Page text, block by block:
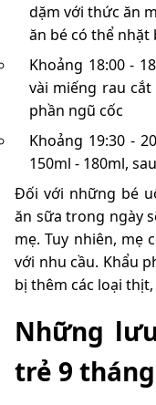
dặm với thức ăn
ăn bé có thể nhặt
Khoảng 18:00 -
vài miếng rau
phần ngũ cốc
Khoảng 19:30 -
150ml - 180ml,
Đối với những bé
ăn sữa trong ngày
mẹ. Tuy nhiên, mẹ
với nhu cầu. Khẩu
bị thêm các loại
Những
trẻ 9